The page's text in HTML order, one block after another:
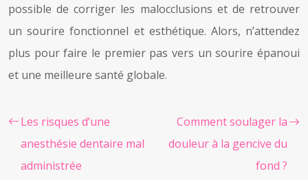
possible de corriger les malocclusions et de retrouver
un sourire fonctionnel et esthétique. Alors, n’attendez
plus pour faire le premier pas vers un sourire épanoui
et une meilleure santé globale.
Les risques d’une
anesthésie dentaire mal
administrée
Comment soulager la
douleur à la gencive du
fond ?